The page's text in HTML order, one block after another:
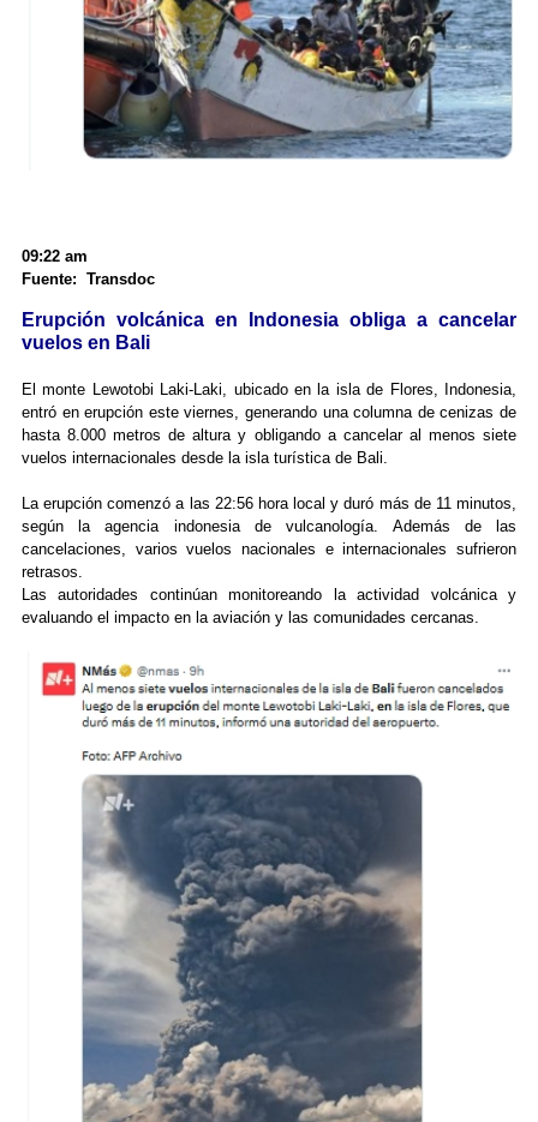
09:22 am
Fuente: Transdoc
Erupción volcánica en Indonesia obliga a cancelar
vuelos en Bali
El monte Lewotobi Laki-Laki, ubicado en la isla de Flores, Indonesia,
entró en erupción este viernes, generando una columna de cenizas de
hasta 8.000 metros de altura y obligando a cancelar al menos siete
vuelos internacionales desde la isla turística de Bali.
La erupción comenzó a las 22:56 hora local y duró más de 11 minutos,
según la agencia indonesia de vulcanología. Además de las
cancelaciones, varios vuelos nacionales e internacionales sufrieron
retrasos.
Las autoridades continúan monitoreando la actividad volcánica y
evaluando el impacto en la aviación y las comunidades cercanas.